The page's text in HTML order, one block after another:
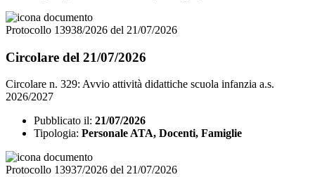
Protocollo 13938/2026 del 21/07/2026
Circolare del 21/07/2026
Circolare n. 329: Avvio attività didattiche scuola infanzia a.s.
2026/2027
Pubblicato il: 21/07/2026
Tipologia: Personale ATA, Docenti, Famiglie
Protocollo 13937/2026 del 21/07/2026